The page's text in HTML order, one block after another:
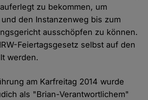
zu bekommen, um
den Instanzenweg bis zum
ausschöpfen zu können.
Feiertagsgesetz selbst auf den
werden.
am Karfreitag 2014 wurde
als "Brian-Verantwortlichem"